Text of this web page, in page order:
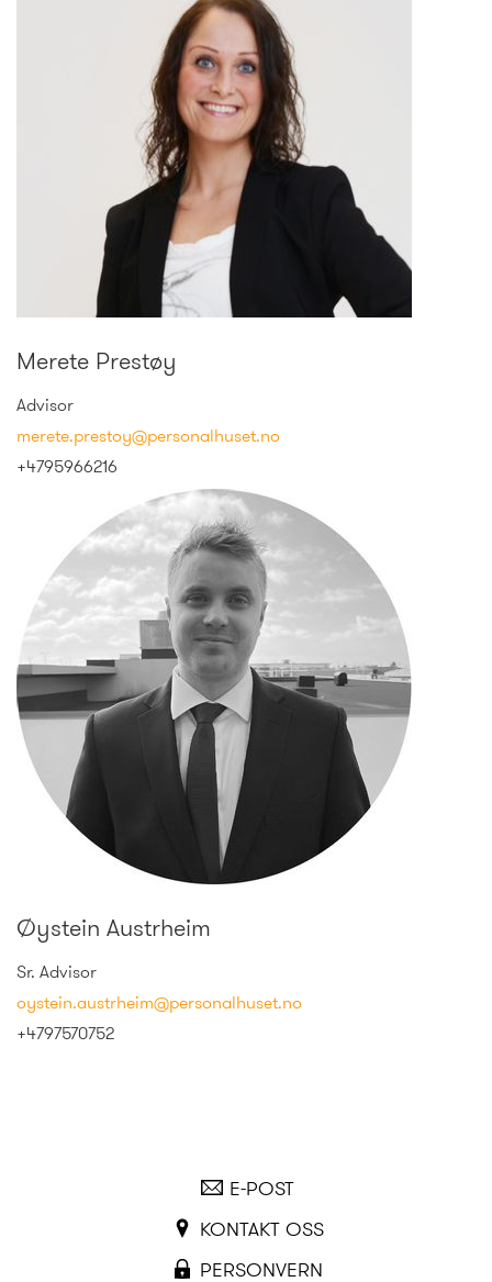
Merete Prestøy
Advisor
merete.prestoy@personalhuset.no
+4795966216
Øystein Austrheim
Sr. Advisor
oystein.austrheim@personalhuset.no
+4797570752
E-POST
KONTAKT OSS
PERSONVERN